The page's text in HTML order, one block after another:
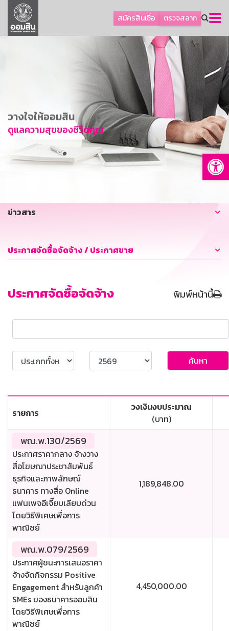
สมัครสินเชื่อ ตรวจสลาก
ลูกค้าธุรกิจ
ลูกค้าผู้ประกอบรายย่อย
การพัฒนาที่ยั่งยืน
ข่าวสาร
บริการทางการเงิน
อื่นๆ
วางใจให้ออมสิน
ดูแลความสุขของชีวิตคุณ
ข่าวสาร
ประกาศจัดซื้อจัดจ้าง / ประกาศขาย
ประกาศจัดซื้อจัดจ้าง พิมพ์หน้านี้
ค้นหา
รายการ
วงเงินงบประมาณ
(บาท)
พณ.พ.130/2569
ประกาศราคากลาง จ้างวาง
สื่อโฆษณาประชาสัมพันธ์
ธุรกิจและภาพลักษณ์
ธนาคาร ทางสื่อ Online
แฟนเพจอีเจี๊ยบเลียบด่วน
โดยวิธีพิเศษเพื่อการ
พาณิชย์
1,189,848.00
พณ.พ.079/2569
ประกาศผู้ชนะการเสนอราคา
จ้างจัดกิจกรรม Positive
Engagement สำหรับลูกค้า
SMEs ของธนาคารออมสิน
โดยวิธีพิเศษเพื่อการ
พาณิชย์
4,450,000.00